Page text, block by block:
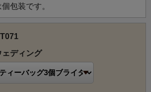
包装です。
ェディング